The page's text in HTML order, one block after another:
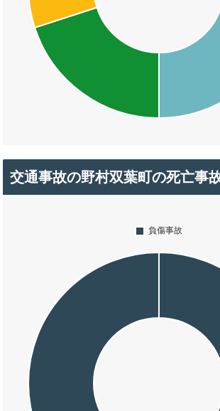
交通事故の野村双葉町の死亡事